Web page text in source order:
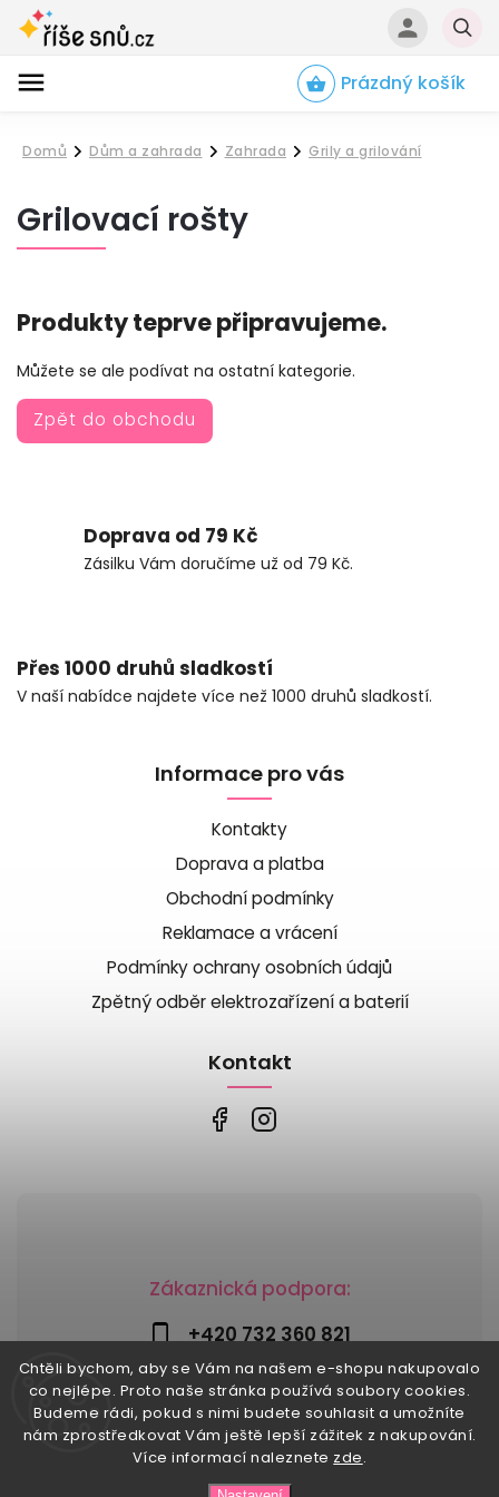
Chtěli bychom, aby se Vám na našem e-shopu nakupovalo
co nejlépe. Proto naše stránka používá soubory cookies.
Budeme rádi, pokud s nimi budete souhlasit a umožníte
nám zprostředkovat Vám ještě lepší zážitek z nakupování.
Více informací naleznete zde.
Prázdný košík
Domů
/
Dům a zahrada
/
Zahrada
/
Grily a grilování
Grilovací rošty
Produkty teprve připravujeme.
Můžete se ale podívat na ostatní kategorie.
Zpět do obchodu
Doprava od 79 Kč
Zásilku Vám doručíme už od 79 Kč.
Přes 1000 druhů sladkostí
V naší nabídce najdete více než 1000 druhů sladkostí.
Zákaznická podpora:
+420 732 360 821
info@risesnu.cz
Informace pro vás
Kontakty
Doprava a platba
Obchodní podmínky
Reklamace a vrácení
Podmínky ochrany osobních údajů
Zpětný odběr elektrozařízení a baterií
Kontakt
Risesnu.cz. Všechna práva vyhrazena.